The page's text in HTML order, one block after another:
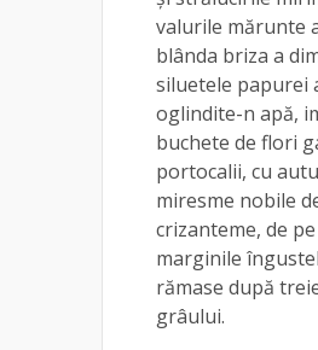
valurile mărunte
blânda briza a
siluetele papurei
oglindite-n apă,
buchete de flori
portocalii, cu
miresme nobile
crizanteme, de
marginile
rămase după
grâului.